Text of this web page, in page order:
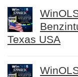
Texas USA